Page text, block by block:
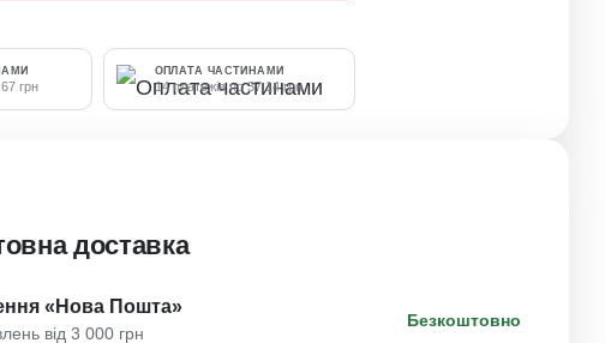
грн
ОПЛАТА ЧАСТИНАМИ
14 платежів по 37.14 грн
доставка
«Нова Пошта»
від 3 000 грн
Безкоштовно